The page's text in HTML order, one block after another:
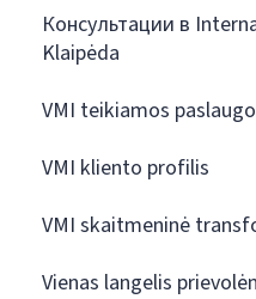
Консультации в
Klaipėda
VMI teikiamos
VMI kliento profilis
VMI skaitmeninė
Vienas langelis